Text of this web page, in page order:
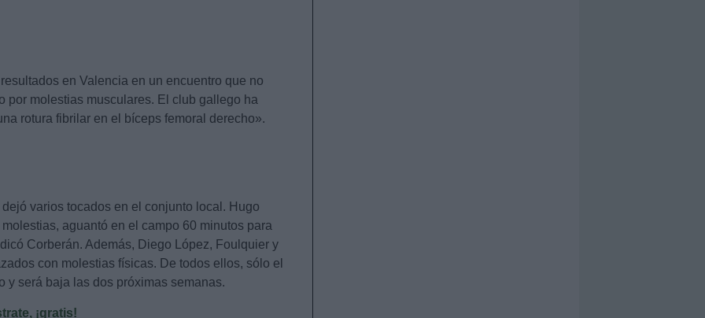
en Valencia en un encuentro que no
por molestias musculares. El club gallego ha
rotura fibrilar en el bíceps femoral derecho».
varios tocados en el conjunto local. Hugo
aguantó en el campo 60 minutos para
Corberán. Además, Diego López, Foulquier y
con molestias físicas. De todos ellos, sólo el
y será baja las dos próximas semanas.
¡gratis!